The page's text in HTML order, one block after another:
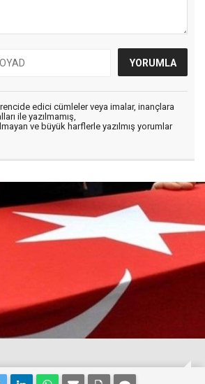
edici cümleler veya imalar, inançlara
ile yazılmamış,
ve büyük harflerle yazılmış yorumlar